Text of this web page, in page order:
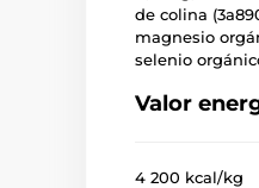
de colina
magnesio
selenio
Valor
4 200 kcal/kg